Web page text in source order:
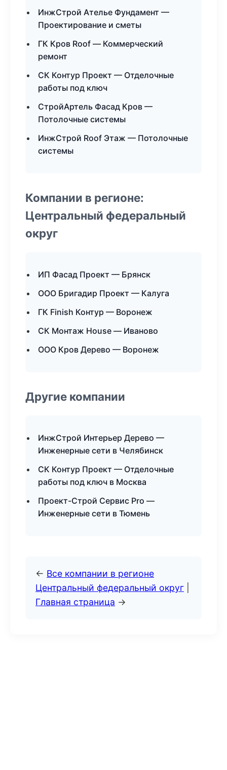
ИнжСтрой Ателье Фундамент —
Проектирование и сметы
ГК Кров Roof — Коммерческий
ремонт
СК Контур Проект — Отделочные
работы под ключ
СтройАртель Фасад Кров —
Потолочные системы
ИнжСтрой Roof Этаж — Потолочные
системы
Компании в регионе:
Центральный федеральный
округ
ИП Фасад Проект — Брянск
ООО Бригадир Проект — Калуга
ГК Finish Контур — Воронеж
СК Монтаж House — Иваново
ООО Кров Дерево — Воронеж
Другие компании
ИнжСтрой Интерьер Дерево —
Инженерные сети в Челябинск
СК Контур Проект — Отделочные
работы под ключ в Москва
Проект-Строй Сервис Pro —
Инженерные сети в Тюмень
← Все компании в регионе
Центральный федеральный округ
Главная страница →